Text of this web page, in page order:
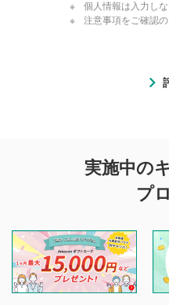
個人情報は入力しな
注意事項をご確認
投稿に
を目的として、各動画コン
投稿ができます。利用者は
閲覧および投稿を行うもの
他の利用者が動画を視聴さ
待ちしております。
実施中の
プ